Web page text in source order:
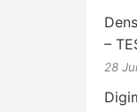
–
28